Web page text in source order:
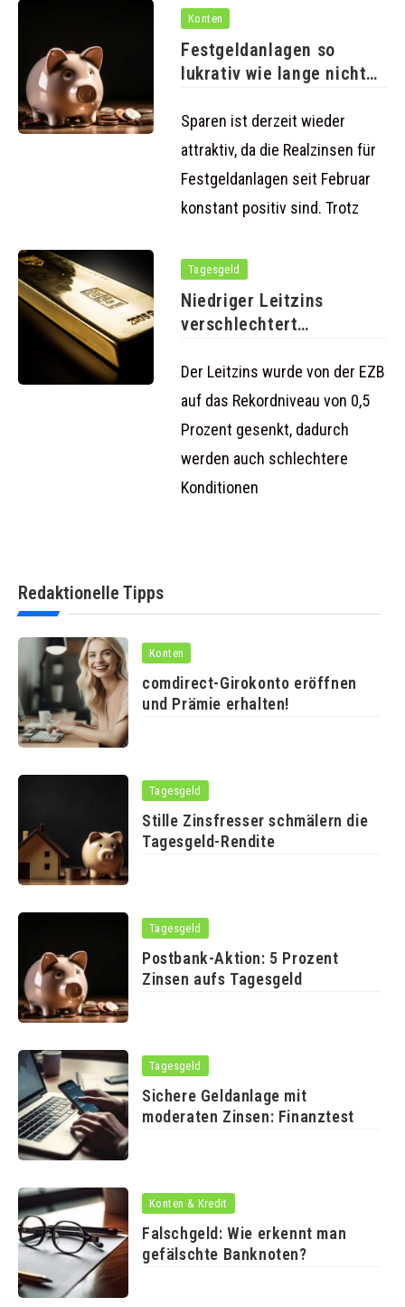
Konten
Festgeldanlagen so
lukrativ wie lange nicht
Sparen ist derzeit wieder
attraktiv, da die Realzinsen für
Festgeldanlagen seit Februar
konstant positiv sind. Trotz
Tagesgeld
Niedriger Leitzins
verschlechtert
Tagesgeld
Der Leitzins wurde von der EZB
auf das Rekordniveau von 0,5
Prozent gesenkt, dadurch
werden auch schlechtere
Konditionen
Redaktionelle Tipps
Konten
comdirect-Girokonto eröffnen
und Prämie erhalten!
Tagesgeld
Stille Zinsfresser schmälern die
Tagesgeld-Rendite
Tagesgeld
Postbank-Aktion: 5 Prozent
Zinsen aufs Tagesgeld
Tagesgeld
Sichere Geldanlage mit
moderaten Zinsen: Finanztest
Konten & Kredit
Falschgeld: Wie erkennt man
gefälschte Banknoten?